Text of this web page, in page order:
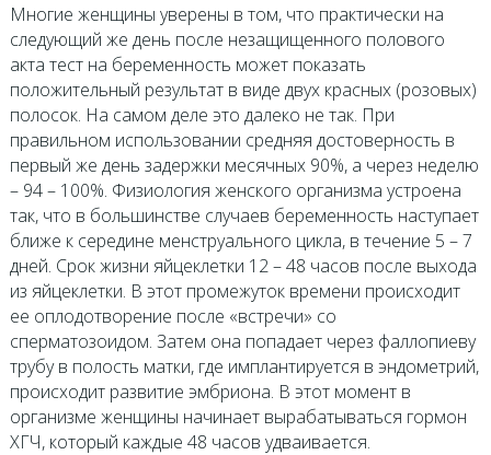
Многие женщины уверены в том, что практически на
следующий же день после незащищенного полового
акта тест на беременность может показать
положительный результат в виде двух красных (розовых)
полосок. На самом деле это далеко не так. При
правильном использовании средняя достоверность в
первый же день задержки месячных 90%, а через неделю
– 94 – 100%. Физиология женского организма устроена
так, что в большинстве случаев беременность наступает
ближе к середине менструального цикла, в течение 5 – 7
дней. Срок жизни яйцеклетки 12 – 48 часов после выхода
из яйцеклетки. В этот промежуток времени происходит
ее оплодотворение после «встречи» со
сперматозоидом. Затем она попадает через фаллопиеву
трубу в полость матки, где имплантируется в эндометрий,
происходит развитие эмбриона. В этот момент в
организме женщины начинает вырабатываться гормон
ХГЧ, который каждые 48 часов удваивается.